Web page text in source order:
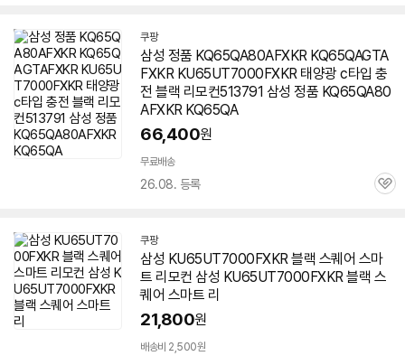
쿠팡
삼성 정품 KQ65QA80AFXKR KQ65QAGTA
FXKR KU65UT7000FXKR태양광 c타입 충
전 블랙 리모컨513791 삼성 정품 KQ65QA80
AFXKR KQ65QA
66,400원
무료배송
26.08. 등록
관
쿠팡
삼성 KU65UT7000FXKR블랙 스퀘어 스마
트 리모컨 삼성 KU65UT7000FXKR블랙 스
퀘어 스마트 리
21,800원
배송비 2,500원